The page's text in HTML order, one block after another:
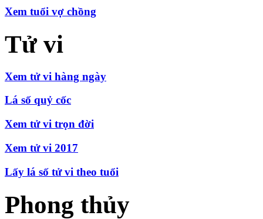
Xem tuổi vợ chồng
Tử vi
Xem tử vi hàng ngày
Lá số quỷ cốc
Xem tử vi trọn đời
Xem tử vi 2017
Lấy lá số tử vi theo tuổi
Phong thủy